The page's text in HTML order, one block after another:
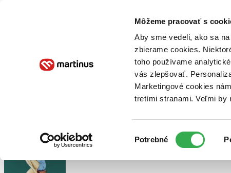
Môžeme pracovať s
Aby sme vedeli, ako sa
zbierame cookies.
toho používame
vás zlepšovať.
Marketingové cookies
tretími stranami. Veľmi by
súhlasu
Potrebné
Poukážky Kontakt